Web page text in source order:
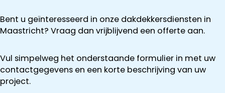
Bent u geïnteresseerd in onze dakdekkersdiensten in
Maastricht? Vraag dan vrijblijvend een offerte aan.
Vul simpelweg het onderstaande formulier in met uw
contactgegevens en een korte beschrijving van uw
project.